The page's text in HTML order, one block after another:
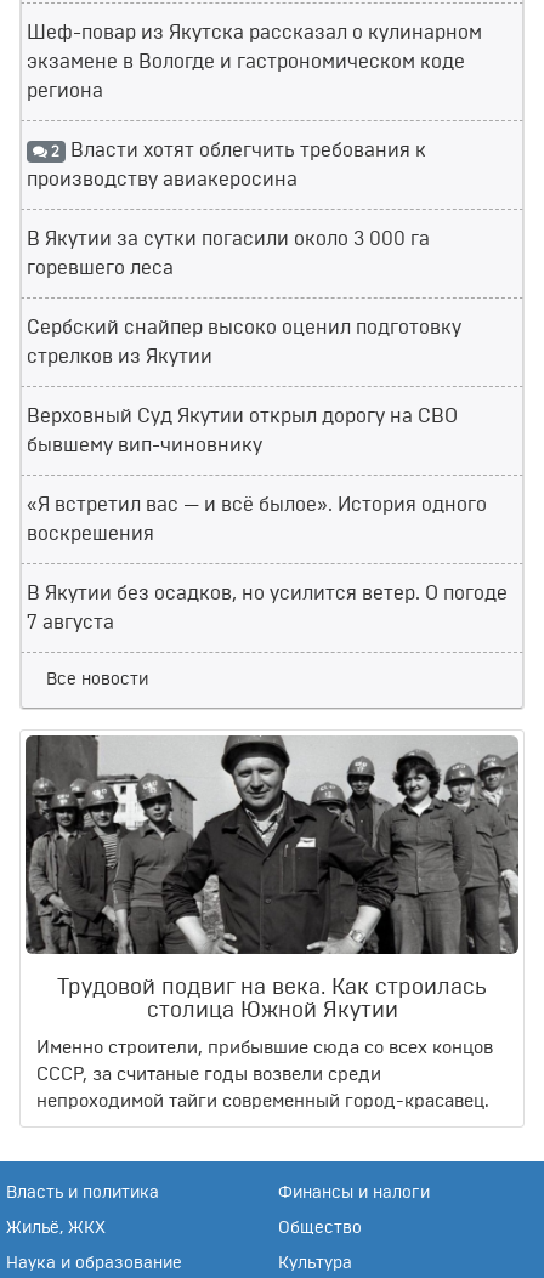
Шеф-повар из Якутска рассказал о кулинарном
экзамене в Вологде и гастрономическом коде
региона
2 Власти хотят облегчить требования к
производству авиакеросина
В Якутии за сутки погасили около 3 000 га
горевшего леса
Сербский снайпер высоко оценил подготовку
стрелков из Якутии
Верховный Суд Якутии открыл дорогу на СВО
бывшему вип-чиновнику
«Я встретил вас — и всё былое». История одного
воскрешения
В Якутии без осадков, но усилится ветер. О погоде
7 августа
Все новости
Трудовой подвиг на века. Как строилась
столица Южной Якутии
Именно строители, прибывшие сюда со всех концов
СССР, за считаные годы возвели среди
непроходимой тайги современный город-красавец.
Власть и политика Финансы и налоги
Жильё, ЖКХ Общество
Наука и образование Культура